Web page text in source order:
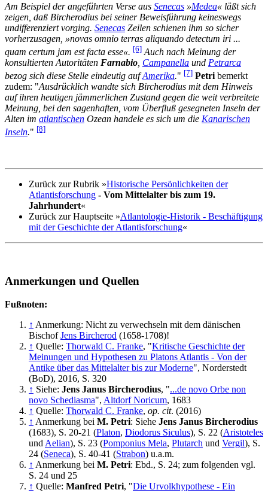
Am Beispiel der angeführten Verse aus Senecas »Medea« läßt sich
zeigen, daß Bircherodius bei seiner Beweisführung keineswegs
undifferenziert vorging. Senecas Zeilen schienen ihm so sicher
vorherzusagen, »novas omnio terras aliquando detectum iri ...
quam certum jam est facta esse«. [6] Auch nach Meinung der
konsultierten Autoritäten Farnabio Campanella und Petrarca
bezog sich diese Stelle eindeutig aufAmerika." [7] Petri bemerkt
zudem: "Ausdrücklich wandte sich Bircherodius mit dem Hinweis
auf ihren heutigen jämmerlichen Zustand gegen die weit verbreitete
Meinung, bei den sagenhaften, vom Überfluß gesegneten Inseln der
Alten im atlantischen Ozean handele es sich um die Kanarischen
Inseln." [8]
Zurück zur Rubrik »Historische Persönlichkeiten der
Atlantisforschung - Vom Mittelalter bis zum 19.
Jahrhundert«
Zurück zur Hauptseite »Atlantologie-Historik - Beschäftigung
mit der Geschichte der Atlantisforschung«
Anmerkungen und Quellen
Fußnoten:
↑ Anmerkung: Nicht zu verwechseln mit dem dänischen
BischofJens Bircherod (1658-1708)!
↑ Quelle: Thorwald C. Franke, "Kritische Geschichte der
Meinungen und Hypothesen zu Platons Atlantis - Von der
Antike über das Mittelalter bis zur Moderne", Norderstedt
(BoD), 2016, S. 320
↑ Siehe: Jens Janus Bircherodius, "...de novo Orbe non
novo Schediasma", Altdorf Noricum, 1683
↑ Quelle: Thorwald C. Franke, op. cit. (2016)
↑ Anmerkung bei M. Petri: Siehe Jens Janus Bircherodius
(1683), S. 20-21 (Platon, Diodorus Siculus), S. 22 (Aristoteles
und Aelian), S. 23 (Pomponius Mela, Plutarch und Vergil), S.
24 (Seneca), S. 40-41 (Strabon) u.a.m.
↑ Anmerkung bei M. Petri: Ebd., S. 24; zum folgenden vgl.
S. 24 und 25
↑ Quelle: Manfred Petri, "Die Urvolkhypothese - Ein